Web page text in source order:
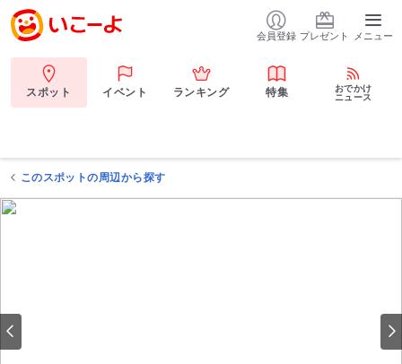
会員登録 プレゼント メニュー
スポット イベント ランキング 特集
おでかけ
ニュース
このスポットの周辺から探す